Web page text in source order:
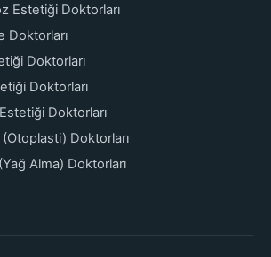
Estetiği Doktorları
Doktorları
Doktorları
Doktorları
Doktorları
Doktorları
Alma) Doktorları